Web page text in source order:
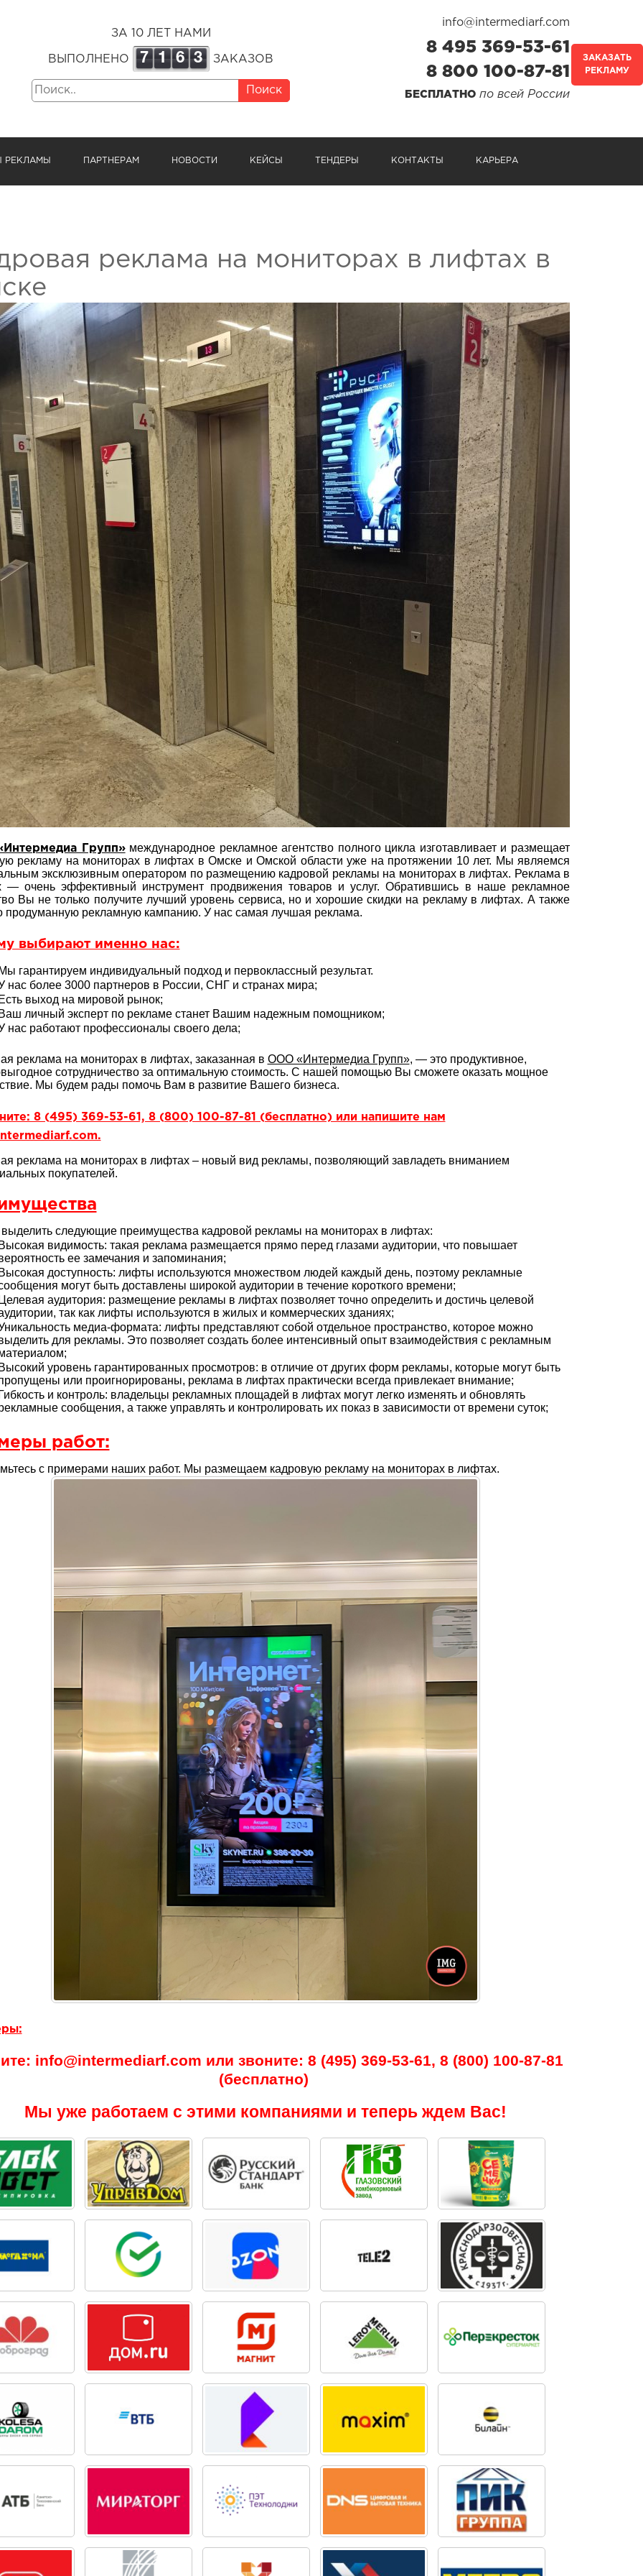
ЗА 10 ЛЕТ НАМИ
ВЫПОЛНЕНО 7 1 6 3 ЗАКАЗОВ
Поиск
info@intermediarf.com
8 495 369-53-61
8 800 100-87-81
БЕСПЛАТНО по всей России
РЕКЛАМЫ ПАРТНЕРАМ НОВОСТИ КЕЙСЫ ТЕНДЕРЫ КОНТАКТЫ КАРЬЕРА
ЗАКАЗАТЬ
РЕКЛАМУ
реклама на мониторах в лифтах в
Групп»международное рекламное агентство полного цикла изготавливает и размещает
рекламу на мониторах в лифтах в Омске и Омской области уже на протяжении 10 лет. Мы являемся
эксклюзивным оператором по размещению кадровой рекламы на мониторах в лифтах. Реклама в
— очень эффективный инструмент продвижения товаров и услуг. Обратившись в наше рекламное
Вы не только получите лучший уровень сервиса, но и хорошие скидки на рекламу в лифтах. А также
продуманную рекламную кампанию. У нас самая лучшая реклама.
выбирают именно нас:
Мы гарантируем индивидуальный подход и первоклассный результат.
нас более 3000 партнеров в России, СНГ и странах мира;
Есть выход на мировой рынок;
Ваш личный эксперт по рекламе станет Вашим надежным помощником;
нас работают профессионалы своего дела;
реклама на мониторах в лифтах, заказанная в ООО «Интермедиа Групп», — это продуктивное,
сотрудничество за оптимальную стоимость. С нашей помощью Вы сможете оказать мощное
Мы будем рады помочь Вам в развитие Вашего бизнеса.
8 (495) 369-53-61, 8 (800) 100-87-81 (бесплатно) или напишите нам
реклама на мониторах в лифтах – новый вид рекламы, позволяющий завладеть вниманием
покупателей.
следующие преимущества кадровой рекламы на мониторах в лифтах:
Высокая видимость: такая реклама размещается прямо перед глазами аудитории, что повышает
ее замечания и запоминания;
Высокая доступность: лифты используются множеством людей каждый день, поэтому рекламные
могут быть доставлены широкой аудитории в течение короткого времени;
Целевая аудитория: размещение рекламы в лифтах позволяет точно определить и достичь целевой
так как лифты используются в жилых и коммерческих зданиях;
медиа-формата: лифты представляют собой отдельное пространство, которое можно
для рекламы. Это позволяет создать более интенсивный опыт взаимодействия с рекламным
Высокий уровень гарантированных просмотров: в отличие от других форм рекламы, которые могут быть
или проигнорированы, реклама в лифтах практически всегда привлекает внимание;
Гибкость и контроль: владельцы рекламных площадей в лифтах могут легко изменять и обновлять
сообщения, а также управлять и контролировать их показ в зависимости от времени суток;
работ:
с примерами наших работ. Мы размещаем кадровую рекламу на мониторах в лифтах.
info@intermediarf.com или звоните: 8 (495) 369-53-61, 8 (800) 100-87-81
(бесплатно)
Мы уже работаем с этими компаниями и теперь ждем Вас!